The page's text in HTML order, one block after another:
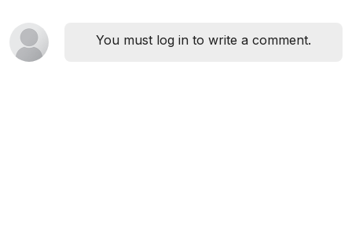
You must log in to write a comment.